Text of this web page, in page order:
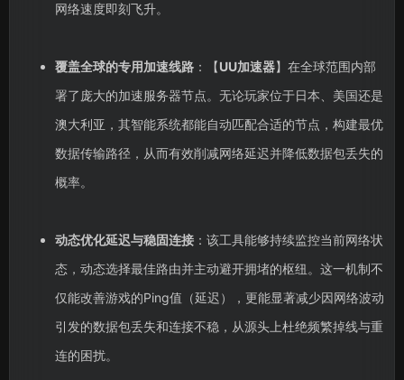
网络速度即刻飞升。
覆盖全球的专用加速线路：【UU加速器】在全球范围内部
署了庞大的加速服务器节点。无论玩家位于日本、美国还是
澳大利亚，其智能系统都能自动匹配合适的节点，构建最优
数据传输路径，从而有效削减网络延迟并降低数据包丢失的
概率。
动态优化延迟与稳固连接：该工具能够持续监控当前网络状
态，动态选择最佳路由并主动避开拥堵的枢纽。这一机制不
仅能改善游戏的Ping值（延迟），更能显著减少因网络波动
引发的数据包丢失和连接不稳，从源头上杜绝频繁掉线与重
连的困扰。